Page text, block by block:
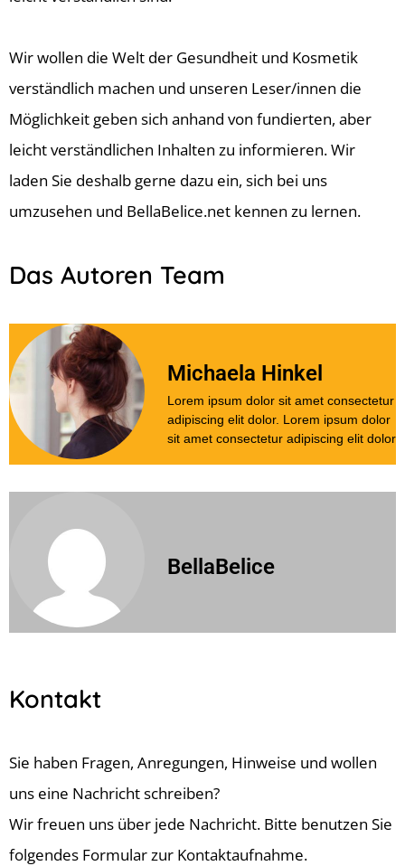
Wir wollen die Welt der Gesundheit und Kosmetik
verständlich machen und unseren Leser/innen die
Möglichkeit geben sich anhand von fundierten, aber
leicht verständlichen Inhalten zu informieren. Wir
laden Sie deshalb gerne dazu ein, sich bei uns
umzusehen und BellaBelice.net kennen zu lernen.
Das Autoren Team
Michaela Hinkel
Lorem ipsum dolor sit amet consectetur
adipiscing elit dolor. Lorem ipsum dolor
sit amet consectetur adipiscing elit dolor
BellaBelice
Kontakt
Sie haben Fragen, Anregungen, Hinweise und wollen
uns eine Nachricht schreiben?
Wir freuen uns über jede Nachricht. Bitte benutzen Sie
folgendes Formular zur Kontaktaufnahme.